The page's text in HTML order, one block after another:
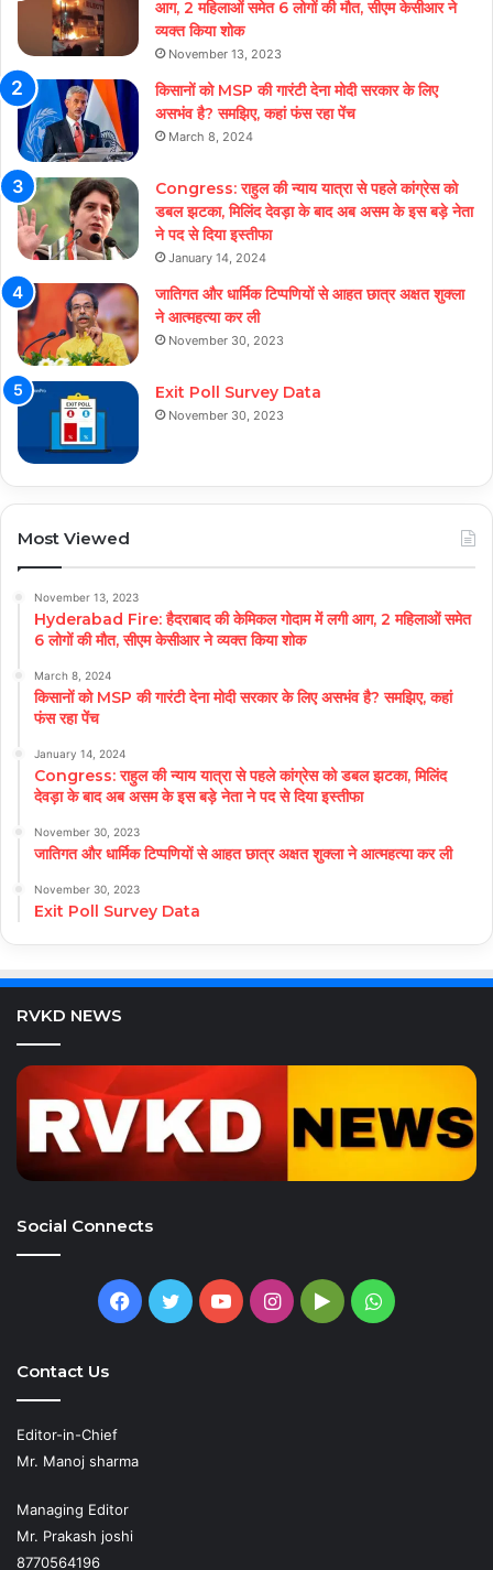
आग, 2 महिलाओं समेत 6 लोगों की मौत, सीएम केसीआर ने
व्यक्त किया शोक
November 13, 2023
किसानों को MSP की गारंटी देना मोदी सरकार के लिए
असभंव है? समझिए, कहां फंस रहा पेंच
March 8, 2024
Congress: राहुल की न्याय यात्रा से पहले कांग्रेस को
डबल झटका, मिलिंद देवड़ा के बाद अब असम के इस बड़े नेता
ने पद से दिया इस्तीफा
January 14, 2024
जातिगत और धार्मिक टिप्पणियों से आहत छात्र अक्षत शुक्ला
ने आत्महत्या कर ली
November 30, 2023
Exit Poll Survey Data
November 30, 2023
Most Viewed
November 13, 2023
Hyderabad Fire: हैदराबाद की केमिकल गोदाम में लगी आग, 2 महिलाओं समेत
6 लोगों की मौत, सीएम केसीआर ने व्यक्त किया शोक
March 8, 2024
किसानों को MSP की गारंटी देना मोदी सरकार के लिए असभंव है? समझिए, कहां
फंस रहा पेंच
January 14, 2024
Congress: राहुल की न्याय यात्रा से पहले कांग्रेस को डबल झटका, मिलिंद
देवड़ा के बाद अब असम के इस बड़े नेता ने पद से दिया इस्तीफा
November 30, 2023
जातिगत और धार्मिक टिप्पणियों से आहत छात्र अक्षत शुक्ला ने आत्महत्या कर ली
November 30, 2023
Exit Poll Survey Data
RVKD NEWS
Social Connects
Facebook
TwitterYouTubeInstagram
GoogleWhatsApp
Contact Us
Editor-in-Chief
Mr. Manoj sharma
Managing Editor
Mr. Prakash joshi
8770564196